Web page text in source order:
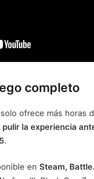
completo
ofrece más horas
pulir la experiencia
.
en Steam,